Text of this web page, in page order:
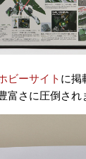
ビーサイトに掲
富さに圧倒され